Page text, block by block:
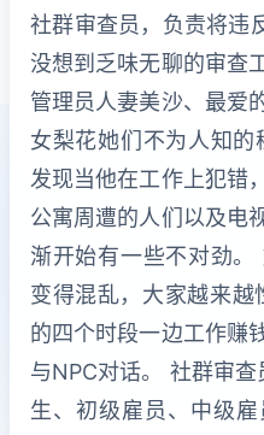
社群审查员，负责将违
没想到乏味无聊的审查
管理员人妻美沙、最爱
女梨花她们不为人知
发现当他在工作上犯错
公寓周遭的人们以及电
渐开始有一些不对劲
变得混乱，大家越来
的四个时段一边工作赚
与NPC对话。 社群审
生、初级雇员、中级雇